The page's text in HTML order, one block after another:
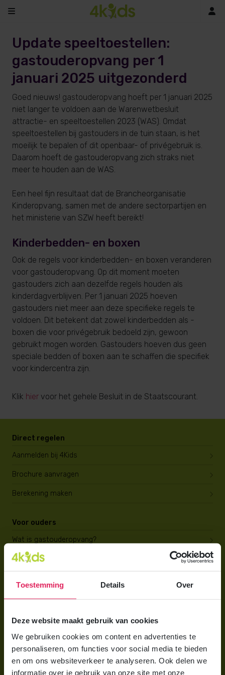
Toestemming Details Over
Deze website maakt gebruik van cookies
We gebruiken cookies om content en advertenties te
personaliseren, om functies voor social media te bieden
en om ons websiteverkeer te analyseren. Ook delen we
informatie over je gebruik van onze site met onze
Update speeltoestellen:
gastouderopvang per 1
januari 2025 uitgezonderd
Goed nieuws! gastouderopvang hoeft per 1 januari 2025
niet langer te voldoen aan de Warenwetbesluit
attractie- en speeltoestellen 2023 (WAS). Omdat
speeltoestellen bij gastouders in de tuin staan, is het
moeilijk te bepalen of dit openbaar- of privégebruik is.
Daarom hoeft de gastouderopvang zich straks niet
meer te houden aan de WAS.
Een heel fijn resultaat dat de Brancheorganisatie
Kinderopvang, samen met de andere sectorpartijen en
het ministerie van SZW heeft bereikt!
Kinderbedden- en boxen
Ook de regels voor kinderbedden- en boxen veranderen
voor gastouderopvang. Op dit moment moeten
gastouders zich aan dezelfde regels houden als
kinderdagverblijven. Per 1 januari 2025 hoeven
gastouders niet meer aan deze specifieke regels te
voldoen. Dit betekent dat zowel kinderbedden als -
boxen die voor privégebruik bedoeld zijn, gewoon
gebruikt mogen worden. Gastouders hoeven dus geen
speciale bedden of boxen aan te schaffen die specifiek
voor kindercentra zijn.
Klik hier voor het gehele Besluit in de Staatscourant.
Direct regelen
Aanmelden bij 4Kids
Brochure aanvragen
Berekening maken
Voor ouders
Wat is gastouderopvang?
Wat kost een gastouder?
Gastouder worden bij 4Kids
Hoe vind ik gastkinderen?
Trainingen & cursussen